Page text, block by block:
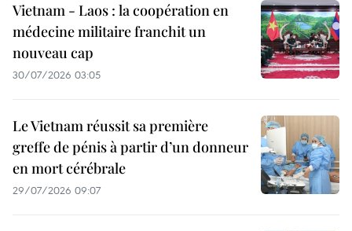
Vietnam - Laos : la coopération en
médecine militaire franchit un
nouveau cap
30/07/2026 03:05
Le Vietnam réussit sa première
greffe de pénis à partir d’un donneur
en mort cérébrale
29/07/2026 09:07